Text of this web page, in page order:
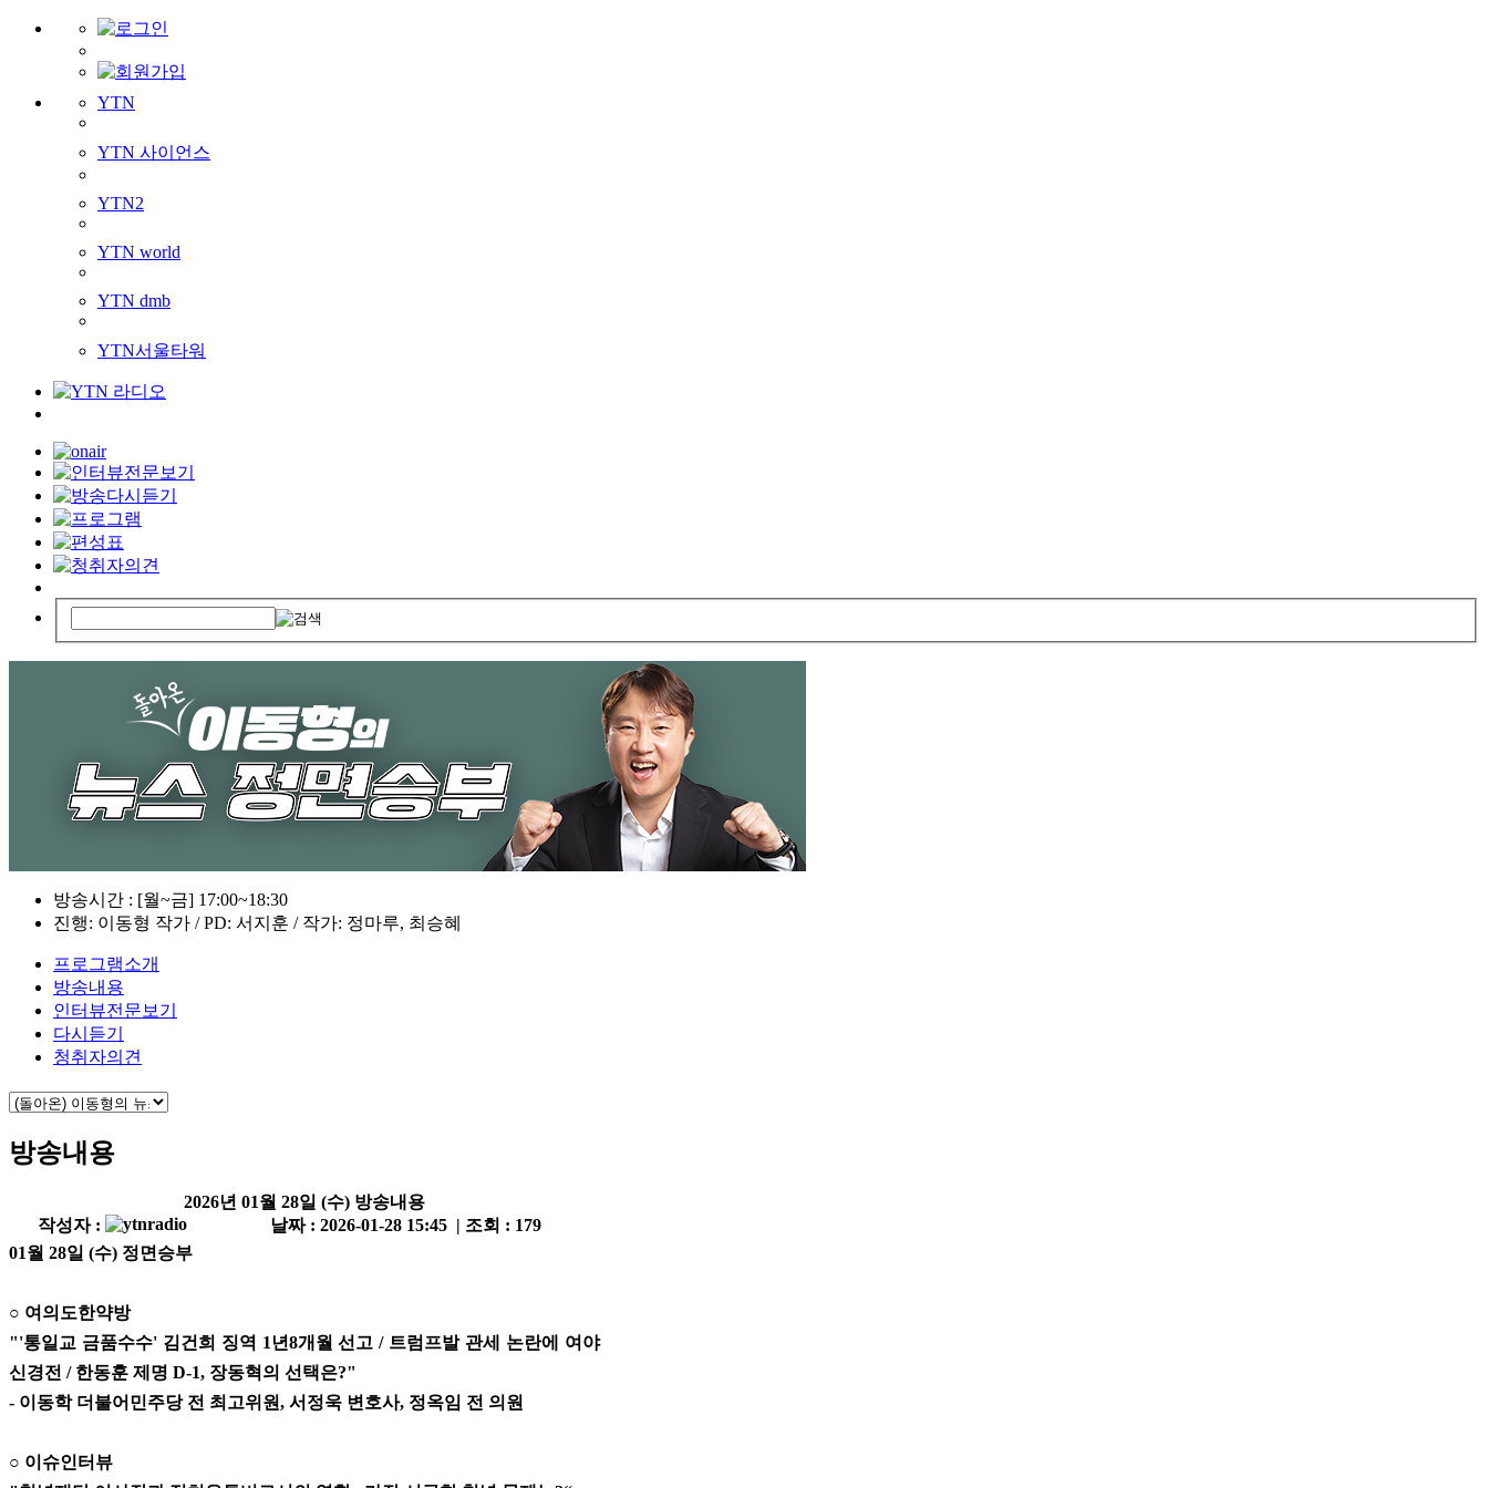
YTN
YTN 사이언스
YTN2
YTN world
YTN dmb
YTN서울타워
방송시간 : [월~금] 17:00~18:30
진행: 이동형 작가 / PD: 서지훈 / 작가: 정마루, 최승혜
프로그램소개
방송내용
인터뷰전문보기
다시듣기
청취자의견
방송내용
2026년 01월 28일 (수) 방송내용
작성자 :
날짜 : 2026-01-28 15:45 | 조회 : 179
01월 28일 (수) 정면승부
○ 여의도한약방
"'통일교 금품수수' 김건희 징역 1년8개월 선고 / 트럼프발 관세 논란에 여야
신경전 / 한동훈 제명 D-1, 장동혁의 선택은?"
- 이동학 더불어민주당 전 최고위원, 서정욱 변호사, 정옥임 전 의원
○ 이슈인터뷰